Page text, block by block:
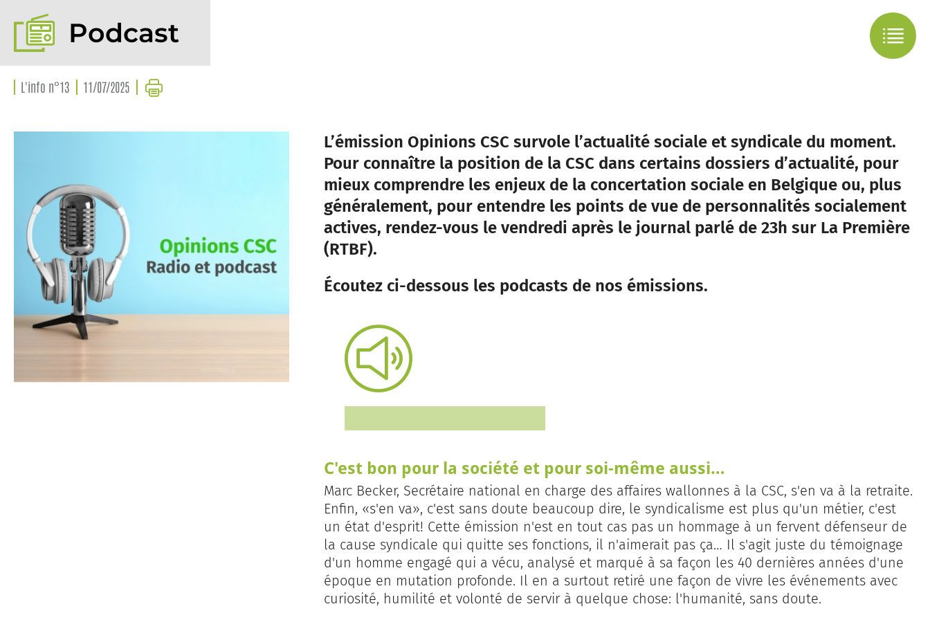
Podcast
L'info n°13 11/07/2025
L’émission Opinions CSC survole l’actualité sociale et syndicale du moment.
Pour connaître la position de la CSC dans certains dossiers d’actualité, pour
mieux comprendre les enjeux de la concertation sociale en Belgique ou, plus
généralement, pour entendre les points de vue de personnalités socialement
actives, rendez-vous le vendredi après le journal parlé de 23h sur La Première
(RTBF).
Écoutez ci-dessous les podcasts de nos émissions.
C'est bon pour la société et pour soi-même aussi…
Marc Becker, Secrétaire national en charge des affaires wallonnes à la CSC, s'en va à la retraite.
Enfin, «s'en va», c'est sans doute beaucoup dire, le syndicalisme est plus qu'un métier, c'est
un état d'esprit! Cette émission n'est en tout cas pas un hommage à un fervent défenseur de
la cause syndicale qui quitte ses fonctions, il n'aimerait pas ça… Il s'agit juste du témoignage
d'un homme engagé qui a vécu, analysé et marqué à sa façon les 40 dernières années d'une
époque en mutation profonde. Il en a surtout retiré une façon de vivre les événements avec
curiosité, humilité et volonté de servir à quelque chose: l'humanité, sans doute.